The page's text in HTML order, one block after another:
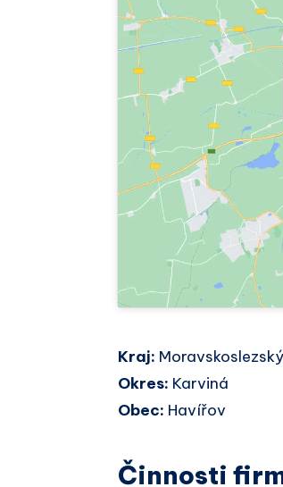
Kraj:
Okres: Karviná
Obec: Havířov
Činnosti